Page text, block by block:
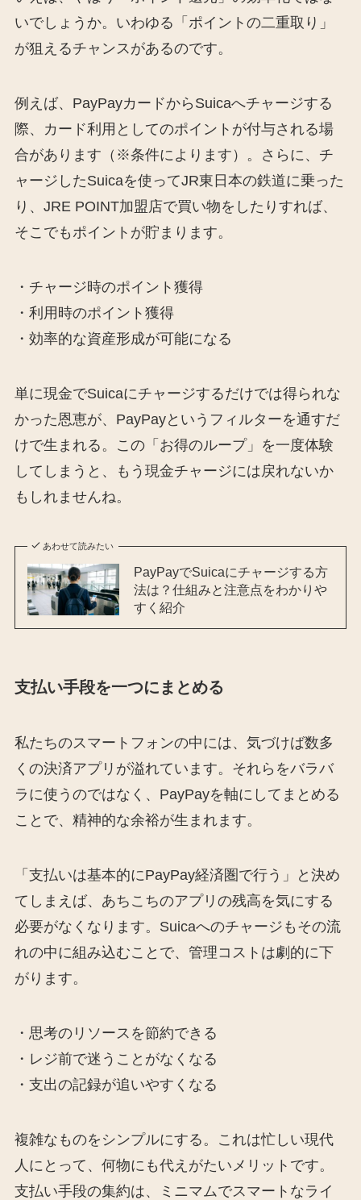
いでしょうか。いわゆる「ポイントの二重取り」
が狙えるチャンスがあるのです。
例えば、PayPayカードからSuicaへチャージする
際、カード利用としてのポイントが付与される場
合があります（※条件によります）。さらに、チ
ャージしたSuicaを使ってJR東日本の鉄道に乗った
り、JRE POINT加盟店で買い物をしたりすれば、
そこでもポイントが貯まります。
・チャージ時のポイント獲得
・利用時のポイント獲得
・効率的な資産形成が可能になる
単に現金でSuicaにチャージするだけでは得られな
かった恩恵が、PayPayというフィルターを通すだ
けで生まれる。この「お得のループ」を一度体験
してしまうと、もう現金チャージには戻れないか
もしれませんね。
あわせて読みたい
PayPayでSuicaにチャージする方
法は？仕組みと注意点をわかりや
すく紹介
支払い手段を一つにまとめる
私たちのスマートフォンの中には、気づけば数多
くの決済アプリが溢れています。それらをバラバ
ラに使うのではなく、PayPayを軸にしてまとめる
ことで、精神的な余裕が生まれます。
「支払いは基本的にPayPay経済圏で行う」と決め
てしまえば、あちこちのアプリの残高を気にする
必要がなくなります。Suicaへのチャージもその流
れの中に組み込むことで、管理コストは劇的に下
がります。
・思考のリソースを節約できる
・レジ前で迷うことがなくなる
・支出の記録が追いやすくなる
複雑なものをシンプルにする。これは忙しい現代
人にとって、何物にも代えがたいメリットです。
支払い手段の集約は、ミニマムでスマートなライ